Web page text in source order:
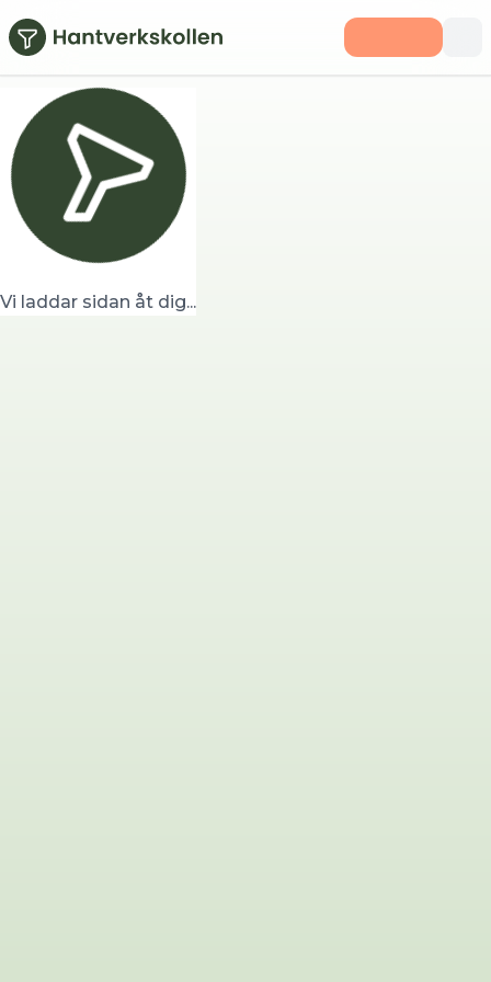
Hoppa till huvudinnehåll
Vi laddar sidan åt dig...